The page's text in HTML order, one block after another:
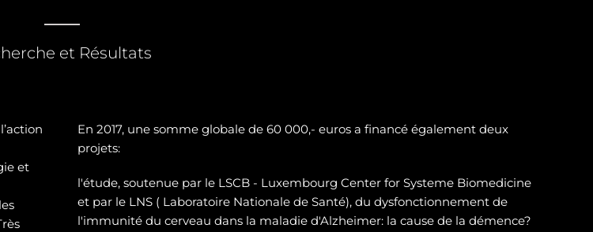
et Résultats
et
En 2017, une somme globale de 60 000,- euros a financé également deux
projets:
l'étude, soutenue par le LSCB - Luxembourg Center for Systeme Biomedicine
et par le LNS ( Laboratoire Nationale de Santé), du dysfonctionnement de
l'immunité du cerveau dans la maladie d'Alzheimer: la cause de la démence?